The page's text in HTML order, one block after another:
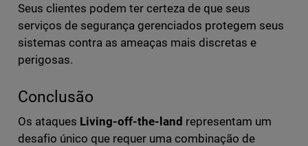
Seus clientes podem ter certeza de que seus
serviços de segurança gerenciados protegem seus
sistemas contra as ameaças mais discretas e
perigosas.
Conclusão
Os ataques Living-off-the-land representam um
desafio único que requer uma combinação de